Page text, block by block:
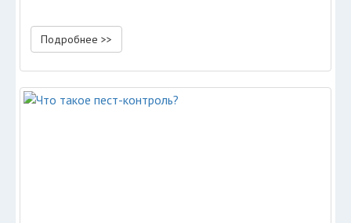
Подробнее >>